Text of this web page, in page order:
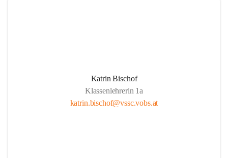
Katrin Bischof
Klassenlehrerin 1a
katrin.bischof@vssc.vobs.at